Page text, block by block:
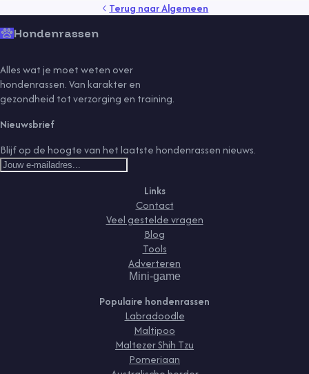
sporttrainingvaccinatiesverzorgingvlooien
Terug naarAlgemeen
Hondenrassen
Alles wat je moet weten over
hondenrassen. Van karakter en
gezondheid tot verzorging en training.
Nieuwsbrief
Blijf op de hoogte van het laatste hondenrassen nieuws.
Links
Contact
Veel gestelde vragen
Blog
Tools
Adverteren
Mini-game
Populaire hondenrassen
Labradoodle
Maltipoo
Maltezer Shih Tzu
Pomeriaan